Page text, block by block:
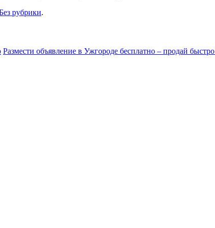
рубрики.
Размести объявление в Ужгороде бесплатно – продай быстро